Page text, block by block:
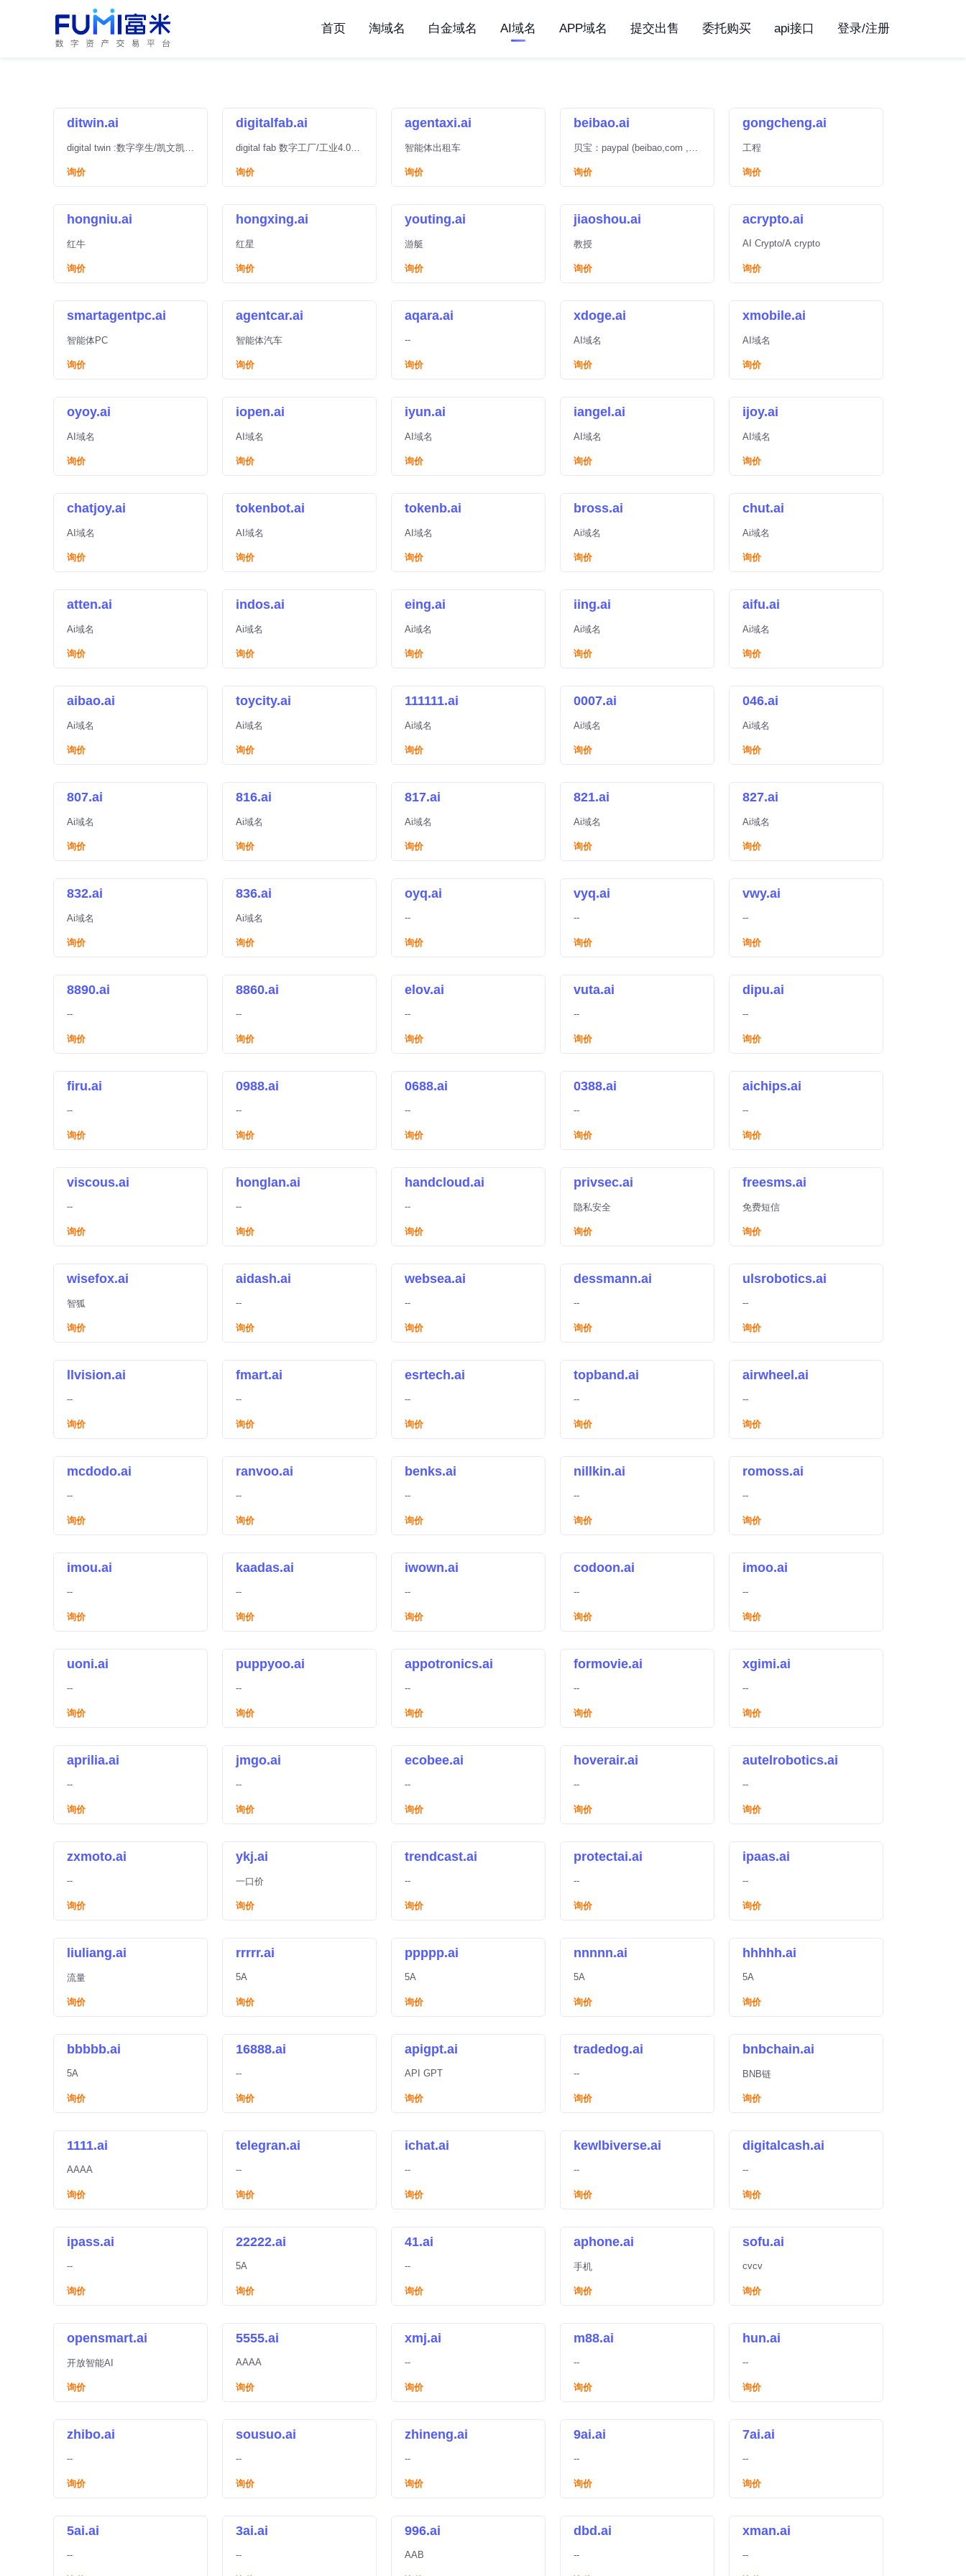
首页 淘域名 白金域名 AI域名 APP域名 提交出售 委托购买 api接口 登录/注册
ditwin.ai
digital twin :数字孪生/凯文凯利
概念之一
询价
digitalfab.ai
digital fab 数字工厂/工业4.0概
可能》核心概念之一
询价
agentaxi.ai
智能体出租车
询价
beibao.ai
贝宝：paypal (beibao,com ,cn
询价
gongcheng.ai
工程
询价
hongniu.ai
红牛
询价
hongxing.ai
红星
询价
youting.ai
游艇
询价
jiaoshou.ai
教授
询价
acrypto.ai
AI Crypto/A crypto
询价
smartagentpc.ai
智能体PC
询价
agentcar.ai
智能体汽车
询价
aqara.ai
--
询价
xdoge.ai
AI域名
询价
xmobile.ai
AI域名
询价
oyoy.ai
AI域名
询价
iopen.ai
AI域名
询价
iyun.ai
AI域名
询价
iangel.ai
AI域名
询价
ijoy.ai
AI域名
询价
chatjoy.ai
AI域名
询价
tokenbot.ai
AI域名
询价
tokenb.ai
AI域名
询价
bross.ai
Ai域名
询价
chut.ai
Ai域名
询价
atten.ai
Ai域名
询价
indos.ai
Ai域名
询价
eing.ai
Ai域名
询价
iing.ai
Ai域名
询价
aifu.ai
Ai域名
询价
aibao.ai
Ai域名
询价
toycity.ai
Ai域名
询价
111111.ai
Ai域名
询价
0007.ai
Ai域名
询价
046.ai
Ai域名
询价
807.ai
Ai域名
询价
816.ai
Ai域名
询价
817.ai
Ai域名
询价
821.ai
Ai域名
询价
827.ai
Ai域名
询价
832.ai
Ai域名
询价
836.ai
Ai域名
询价
oyq.ai
--
询价
vyq.ai
--
询价
vwy.ai
--
询价
8890.ai
--
询价
8860.ai
--
询价
elov.ai
--
询价
vuta.ai
--
询价
dipu.ai
--
询价
firu.ai
--
询价
0988.ai
--
询价
0688.ai
--
询价
0388.ai
--
询价
aichips.ai
--
询价
viscous.ai
--
询价
honglan.ai
--
询价
handcloud.ai
--
询价
privsec.ai
隐私安全
询价
freesms.ai
免费短信
询价
wisefox.ai
智狐
询价
aidash.ai
--
询价
websea.ai
--
询价
dessmann.ai
--
询价
ulsrobotics.ai
--
询价
llvision.ai
--
询价
fmart.ai
--
询价
esrtech.ai
--
询价
topband.ai
--
询价
airwheel.ai
--
询价
mcdodo.ai
--
询价
ranvoo.ai
--
询价
benks.ai
--
询价
nillkin.ai
--
询价
romoss.ai
--
询价
imou.ai
--
询价
kaadas.ai
--
询价
iwown.ai
--
询价
codoon.ai
--
询价
imoo.ai
--
询价
uoni.ai
--
询价
puppyoo.ai
--
询价
appotronics.ai
--
询价
formovie.ai
--
询价
xgimi.ai
--
询价
aprilia.ai
--
询价
jmgo.ai
--
询价
ecobee.ai
--
询价
hoverair.ai
--
询价
autelrobotics.ai
--
询价
zxmoto.ai
--
询价
ykj.ai
一口价
询价
trendcast.ai
--
询价
protectai.ai
--
询价
ipaas.ai
--
询价
liuliang.ai
流量
询价
rrrrr.ai
5A
询价
ppppp.ai
5A
询价
nnnnn.ai
5A
询价
hhhhh.ai
5A
询价
bbbbb.ai
5A
询价
16888.ai
--
询价
apigpt.ai
API GPT
询价
tradedog.ai
--
询价
bnbchain.ai
BNB链
询价
1111.ai
AAAA
询价
telegran.ai
--
询价
ichat.ai
--
询价
kewlbiverse.ai
--
询价
digitalcash.ai
--
询价
ipass.ai
--
询价
22222.ai
5A
询价
41.ai
--
询价
aphone.ai
手机
询价
sofu.ai
cvcv
询价
opensmart.ai
开放智能AI
询价
5555.ai
AAAA
询价
xmj.ai
--
询价
m88.ai
--
询价
hun.ai
--
询价
zhibo.ai
--
询价
sousuo.ai
--
询价
zhineng.ai
--
询价
9ai.ai
--
询价
7ai.ai
--
询价
5ai.ai
--
3ai.ai
--
996.ai
AAB
dbd.ai
--
xman.ai
--